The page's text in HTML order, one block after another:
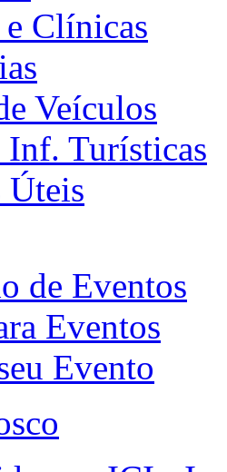
Clínicas
Veículos
Inf. Turísticas
Úteis
de Eventos
Eventos
Evento